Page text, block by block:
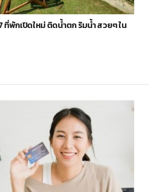
ที่พักเปิดใหม่ ติดน้ำตก ริมน้ำ สวยๆ ใน